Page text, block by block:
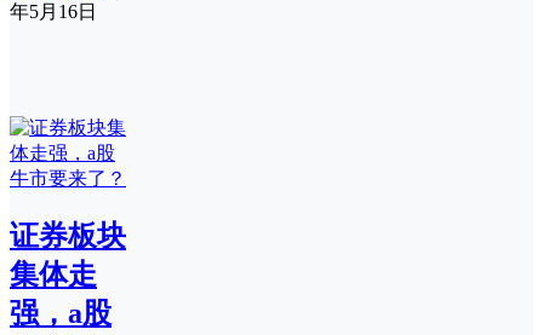
年5月16日
证券板块
集体走
强，a股